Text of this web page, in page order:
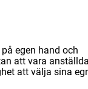
egen hand och
att vara
att välja sina